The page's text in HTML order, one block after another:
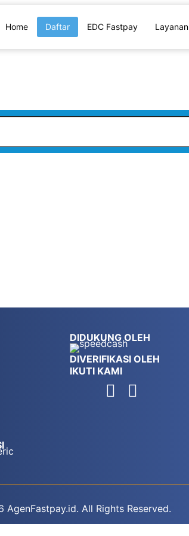
Home Daftar EDC Fastpay Layanan
DIDUKUNG OLEH
DIVERIFIKASI OLEH
IKUTI KAMI
AgenFastpay.id. All Rights Reserved.